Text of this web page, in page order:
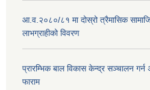
आ.व.२०८०/८१ मा दोस्रो त्रैमासिक
लाभग्राहीको विवरण
प्रारम्भिक बाल विकास केन्द्र सञ्चालन गर्न
फाराम